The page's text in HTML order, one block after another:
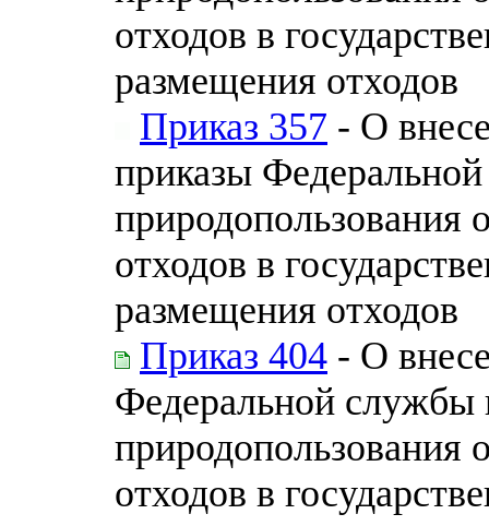
отходов в
размещения отходов
Приказ 357 - О
приказы
природопользования
отходов в
размещения отходов
Приказ 404 - О
Федеральной службы
природопользования
отходов в